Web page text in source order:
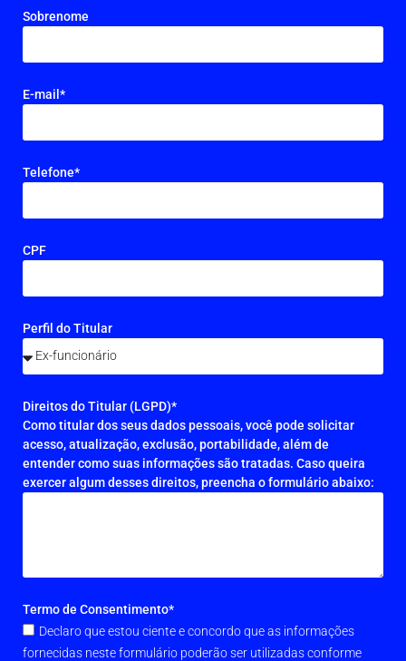
Sobrenome
E-mail*
Telefone*
CPF
Perfil do Titular
Direitos do Titular (LGPD)*
Como titular dos seus dados pessoais, você pode solicitar
acesso, atualização, exclusão, portabilidade, além de
entender como suas informações são tratadas. Caso queira
exercer algum desses direitos, preencha o formulário abaixo:
Termo de Consentimento*
Declaro que estou ciente e concordo que as informações
fornecidas neste formulário poderão ser utilizadas conforme